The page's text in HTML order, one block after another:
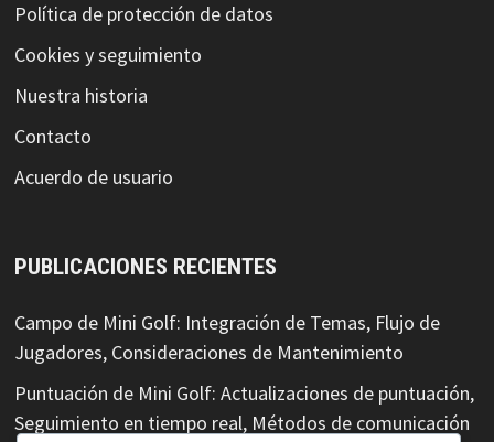
Política de protección de datos
Cookies y seguimiento
Nuestra historia
Contacto
Acuerdo de usuario
PUBLICACIONES RECIENTES
Campo de Mini Golf: Integración de Temas, Flujo de
Jugadores, Consideraciones de Mantenimiento
Puntuación de Mini Golf: Actualizaciones de puntuación,
Seguimiento en tiempo real, Métodos de comunicación